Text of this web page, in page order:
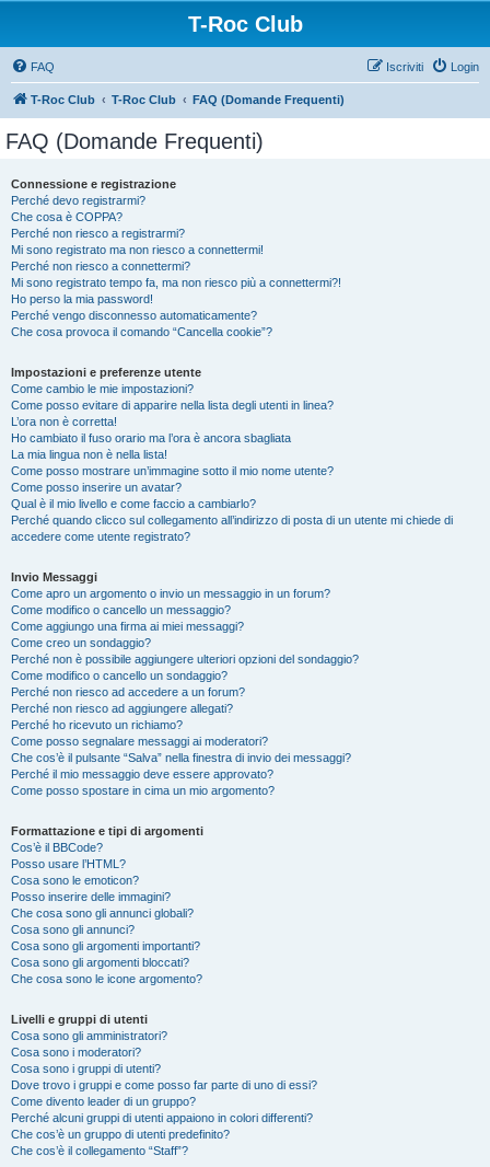
T-Roc Club
FAQ Login
Iscriviti
T-Roc Club T-Roc Club FAQ (Domande Frequenti)
FAQ (Domande Frequenti)
Connessione e registrazione
Perché devo registrarmi?
Che cosa è COPPA?
Perché non riesco a registrarmi?
Mi sono registrato ma non riesco a connettermi!
Perché non riesco a connettermi?
Mi sono registrato tempo fa, ma non riesco più a connettermi?!
Ho perso la mia password!
Perché vengo disconnesso automaticamente?
Che cosa provoca il comando “Cancella cookie”?
Impostazioni e preferenze utente
Come cambio le mie impostazioni?
Come posso evitare di apparire nella lista degli utenti in linea?
L’ora non è corretta!
Ho cambiato il fuso orario ma l’ora è ancora sbagliata
La mia lingua non è nella lista!
Come posso mostrare un’immagine sotto il mio nome utente?
Come posso inserire un avatar?
Qual è il mio livello e come faccio a cambiarlo?
Perché quando clicco sul collegamento all’indirizzo di posta di un utente mi chiede di
accedere come utente registrato?
Invio Messaggi
Come apro un argomento o invio un messaggio in un forum?
Come modifico o cancello un messaggio?
Come aggiungo una firma ai miei messaggi?
Come creo un sondaggio?
Perché non è possibile aggiungere ulteriori opzioni del sondaggio?
Come modifico o cancello un sondaggio?
Perché non riesco ad accedere a un forum?
Perché non riesco ad aggiungere allegati?
Perché ho ricevuto un richiamo?
Come posso segnalare messaggi ai moderatori?
Che cos’è il pulsante “Salva” nella finestra di invio dei messaggi?
Perché il mio messaggio deve essere approvato?
Come posso spostare in cima un mio argomento?
Formattazione e tipi di argomenti
Cos’è il BBCode?
Posso usare l’HTML?
Cosa sono le emoticon?
Posso inserire delle immagini?
Che cosa sono gli annunci globali?
Cosa sono gli annunci?
Cosa sono gli argomenti importanti?
Cosa sono gli argomenti bloccati?
Che cosa sono le icone argomento?
Livelli e gruppi di utenti
Cosa sono gli amministratori?
Cosa sono i moderatori?
Cosa sono i gruppi di utenti?
Dove trovo i gruppi e come posso far parte di uno di essi?
Come divento leader di un gruppo?
Perché alcuni gruppi di utenti appaiono in colori differenti?
Che cos’è un gruppo di utenti predefinito?
Che cos’è il collegamento “Staff”?